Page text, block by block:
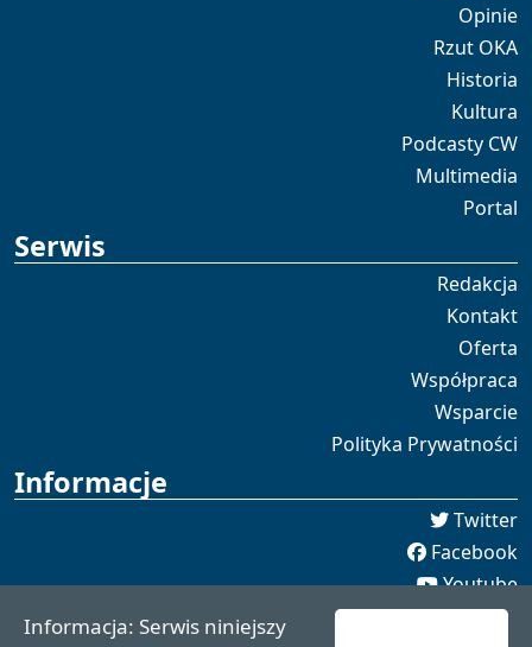
Opinie
Rzut OKA
Historia
Kultura
Podcasty CW
Multimedia
Portal
Serwis
Redakcja
Kontakt
Oferta
Współpraca
Wsparcie
Polityka Prywatności
Informacje
Twitter
Facebook
Youtube
Spotify
Informacja: Serwis niniejszy